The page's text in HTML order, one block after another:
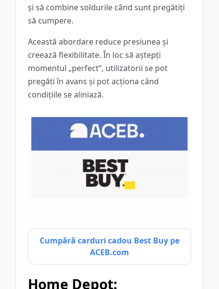
și să combine soldurile când sunt pregătiți
să cumpere.
Această abordare reduce presiunea și
creează flexibilitate. În loc să aștepți
momentul „perfect”, utilizatorii se pot
pregăti în avans și pot acționa când
condițiile se aliniază.
Cumpără carduri cadou Best Buy pe
ACEB.com
Home Depot: